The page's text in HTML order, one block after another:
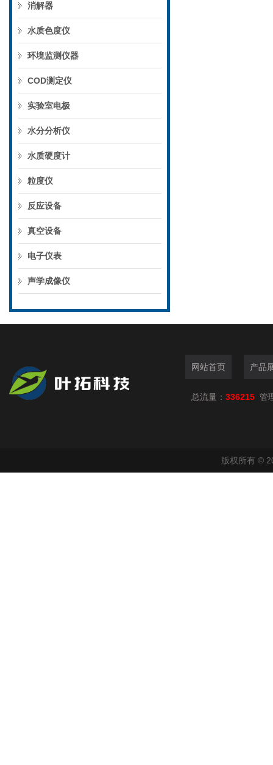
消解器
水质色度仪
环境监测仪器
COD测定仪
实验室电极
水分分析仪
水质硬度计
粒度仪
反应设备
真空设备
电子仪表
声学成像仪
网站首页 产品
总流量： 336215 管
版权所有 ©